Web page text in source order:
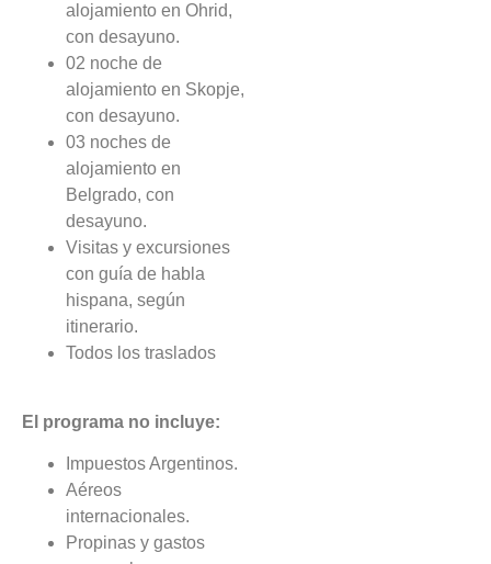
alojamiento en Ohrid,
con desayuno.
02 noche de
alojamiento en Skopje,
con desayuno.
03 noches de
alojamiento en
Belgrado, con
desayuno.
Visitas y excursiones
con guía de habla
hispana, según
itinerario.
Todos los traslados
El programa no incluye:
Impuestos Argentinos.
Aéreos
internacionales.
Propinas y gastos